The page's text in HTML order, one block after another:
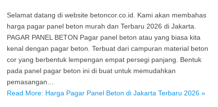
Selamat datang di website betoncor.co.id. Kami akan membahas
harga pagar panel beton murah dan Terbaru 2026 di Jakarta.
PAGAR PANEL BETON Pagar panel beton atau yang biasa kita
kenal dengan pagar beton. Terbuat dari campuran material beton
cor yang berbentuk lempengan empat persegi panjang. Bentuk
pada panel pagar beton ini di buat untuk memudahkan
pemasangan…
Read More: Harga Pagar Panel Beton di Jakarta Terbaru 2026 »